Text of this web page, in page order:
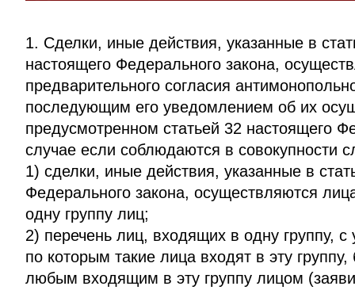
1. Сделки, иные действия, указанные в
настоящего Федерального закона,
предварительного согласия
последующим его уведомлением об их
предусмотренном статьей 32 настоящего
случае если соблюдаются в совокупности
1) сделки, иные действия, указанные в
Федерального закона, осуществляются
одну группу лиц;
2) перечень лиц, входящих в одну группу, с
по которым такие лица входят в эту
любым входящим в эту группу лицом